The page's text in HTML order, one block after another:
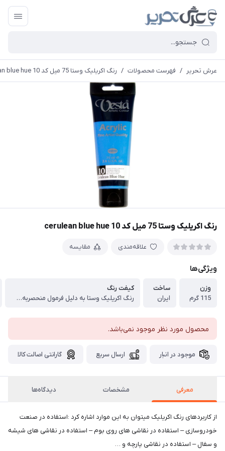
عرش تحریر / فهرست محصولات / رنگ اکریلیک وستا 75 میل کد 10 cerulean blue hue
رنگ اکریلیک وستا 75 میل کد 10 cerulean blue hue
علاقه‌مندی مقایسه
ویژگی‌ها
وزن
115 گرم
ساخت
ایران
کیفت رنگ
رنگ اکریلیک وستا به دلیل فرمول منحصربه فردی که در ساخت ان به کار رفته از درخشندگی بالایی برخوردار است.
محصول مورد نظر موجود نمی‌باشد.
موجود در انبار ارسال سریع گارانتی اصالت کالا
معرفی مشخصات دیدگاه‌ها
از کاربردهای رنگ اکریلیک میتوان به این موارد اشاره کرد :استفاده در صنعت
خودروسازی – استفاده در نقاشی های روی بوم – استفاده در نقاشی های شیشه
و سفال – استفاده در نقاشی پارچه و …